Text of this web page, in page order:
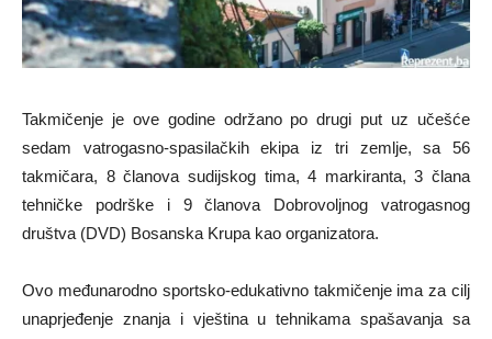
Takmičenje je ove godine održano po drugi put uz učešće
sedam vatrogasno-spasilačkih ekipa iz tri zemlje, sa 56
takmičara, 8 članova sudijskog tima, 4 markiranta, 3 člana
tehničke podrške i 9 članova Dobrovoljnog vatrogasnog
društva (DVD) Bosanska Krupa kao organizatora.
Ovo međunarodno sportsko-edukativno takmičenje ima za cilj
unaprjeđenje znanja i vještina u tehnikama spašavanja sa